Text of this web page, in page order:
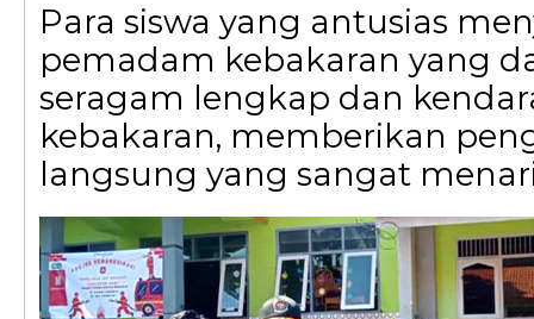
Para siswa yang antusias
pemadam kebakaran yang
seragam lengkap dan
kebakaran, memberikan
langsung yang sangat